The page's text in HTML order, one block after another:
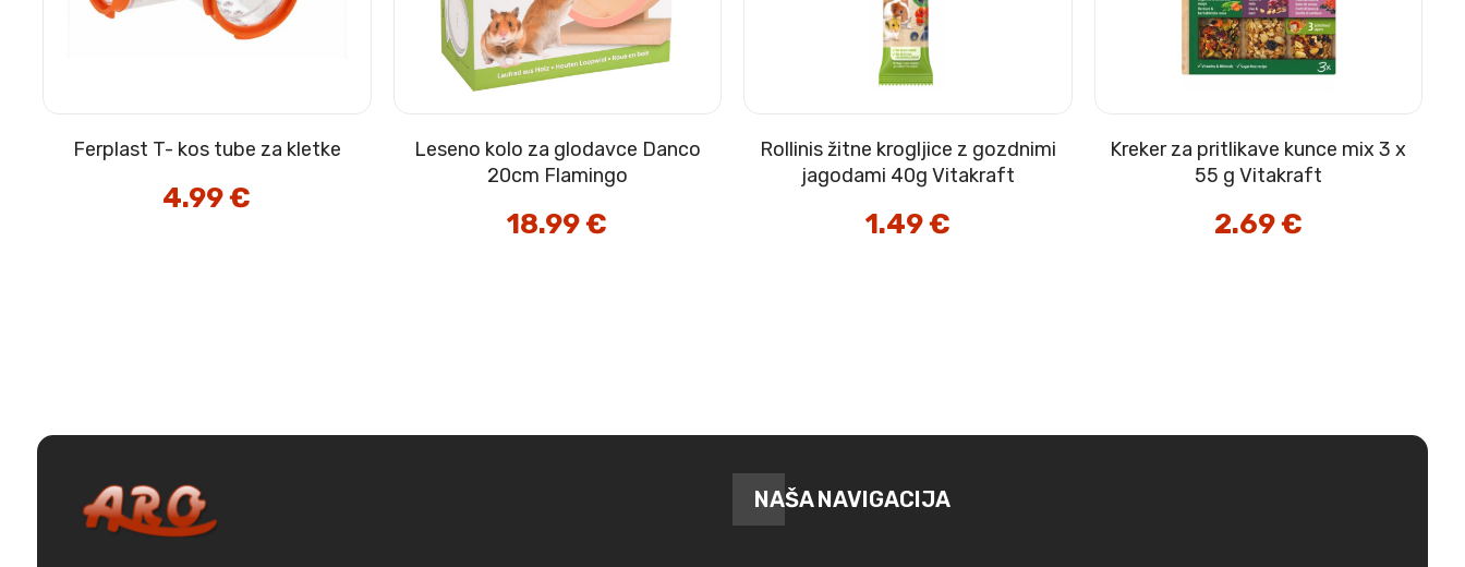
Ferplast T- kos tube za kletke
4.99€
Leseno kolo za glodavce Danco
20cm Flamingo
18.99€
Rollinis žitne krogljice z gozdnimi
jagodami 40g Vitakraft
1.49€
Kreker za pritlikave kunce mix 3 x
55 g Vitakraft
2.69€
NAŠA NAVIGACIJA